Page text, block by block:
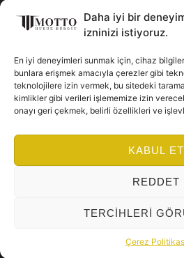
Daha iyi bir
izninizi istiyoruz.
En iyi deneyimleri sunmak için, cihaz
bunlara erişmek amacıyla çerezler gibi
teknolojilere izin vermek, bu sitedeki
kimlikler gibi verileri işlememize izin
onayı geri çekmek, belirli özellikleri ve
KABUL ET
REDDET
TERCIHLERI
Çerez
Hakkımızda
Çalışma
Yayınlarımız
İletişim
GIZLILIK /
Çerez
İLETIŞIM
Designed by